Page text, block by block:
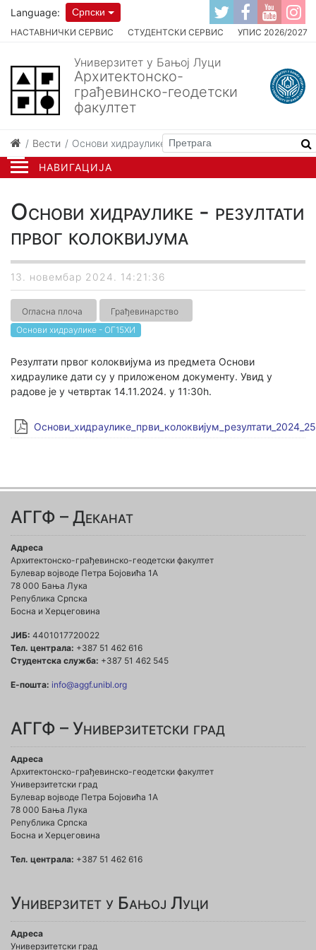
НАВИГАЦИЈА
НАСТАВНИЧКИ СЕРВИС СТУДЕНТСКИ СЕРВИС УПИС 2026/2027
Language: Српски
Универзитет у Бањој Луци
Архитектонско-
грађевинско-геодетски
факултет
Вести Основи хидраулике - резултати првог колоквијума
Основи хидраулике - резултати
првог колоквијума
13. новембар 2024. 14:21:36
Огласна плоча
Грађевинарство
Основи хидраулике - ОГ15ХИ
Резултати првог колоквијума из предмета Основи
хидраулике дати су у приложеном документу. Увид у
радове је у четвртак 14.11.2024. у 11:30h.
АГГФ – Деканат
Адреса
Архитектонско-грађевинско-геодетски факултет
Булевар војводе Петра Бојовића 1A
78 000 Бања Лука
Република Српска
Босна и Херцеговина
ЈИБ: 4401017720022
Тел. централа: +387 51 462 616
Студентска служба: +387 51 462 545
Е-пошта: info@aggf.unibl.org
АГГФ – Универзитетски град
Адреса
Архитектонско-грађевинско-геодетски факултет
Универзитетски град
Булевар војводе Петра Бојовића 1A
78 000 Бања Лука
Република Српска
Босна и Херцеговина
Тел. централа: +387 51 462 616
Универзитет у Бањој Луци
Адреса
Универзитетски град